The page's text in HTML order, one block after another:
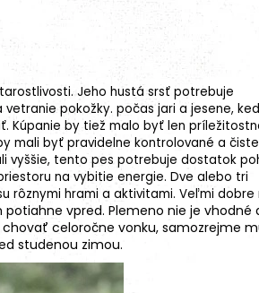
Jeho hustá srsť potrebuje
pokožky. počas jari a jesene,
Kúpanie by tiež malo byť len
mali byť pravidelne kontrolované a
vyššie, tento pes potrebuje dostatok
na vybitie energie. Dve alebo tri
rôznymi hrami a aktivitami. Veľmi dobre
potiahne vpred. Plemeno nie je vhodné
celoročne vonku, samozrejme
studenou zimou.